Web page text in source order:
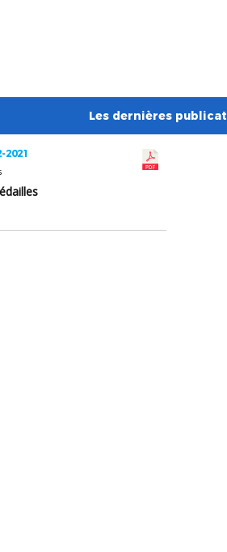
Les dernières
2021